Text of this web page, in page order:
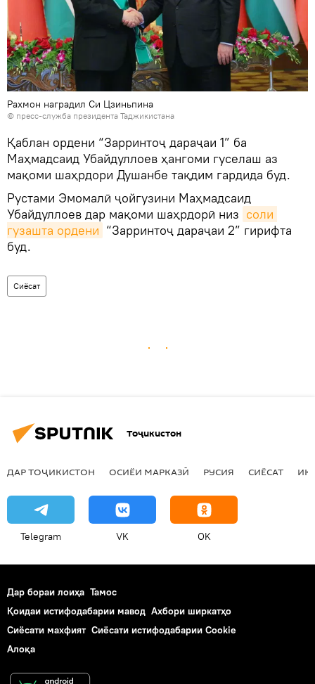
Рахмон наградил Си Цзиньпина
© пресс-служба президента Таджикистана
Қаблан ордени “Зарринтоҷ дараҷаи 1” ба
Маҳмадсаид Убайдуллоев ҳангоми гуселаш аз
мақоми шаҳрдори Душанбе тақдим гардида буд.
Рустами Эмомалӣ ҷойгузини Маҳмадсаид
Убайдуллоев дар мақоми шаҳрдорӣ низ соли
гузашта ордени “Зарринтоҷ дараҷаи 2” гирифта
буд.
Сиёсат
Тоҷикистон
ДАР ТОҶИКИСТОН ОСИЁИ МАРКАЗӢ РУСИЯ СИЁСАТ
Telegram VK OK
Дар бораи лоиҳа Тамос
Қоидаи истифодабарии мавод Ахбори ширкатҳо
Сиёсати махфият Сиёсати истифодабарии Cookie
Алоқа